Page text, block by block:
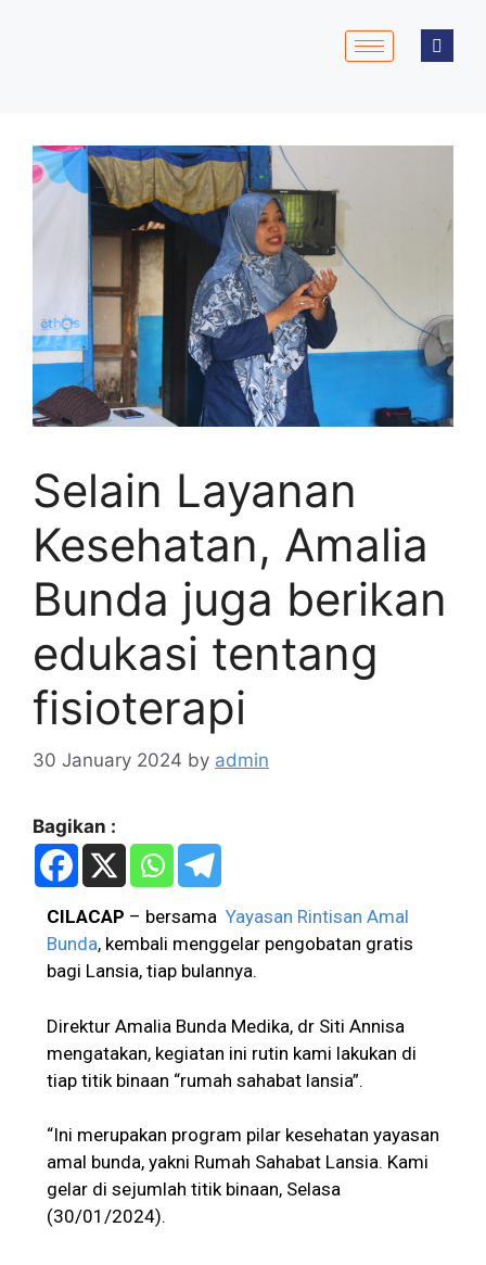
Selain Layanan
Kesehatan, Amalia
Bunda juga berikan
edukasi tentang
fisioterapi
30 January 2024 by admin
Bagikan :
CILACAP – bersama Yayasan Rintisan Amal
Bunda, kembali menggelar pengobatan gratis
bagi Lansia, tiap bulannya.
Direktur Amalia Bunda Medika, dr Siti Annisa
mengatakan, kegiatan ini rutin kami lakukan di
tiap titik binaan “rumah sahabat lansia”.
“Ini merupakan program pilar kesehatan yayasan
amal bunda, yakni Rumah Sahabat Lansia. Kami
gelar di sejumlah titik binaan, Selasa
(30/01/2024).